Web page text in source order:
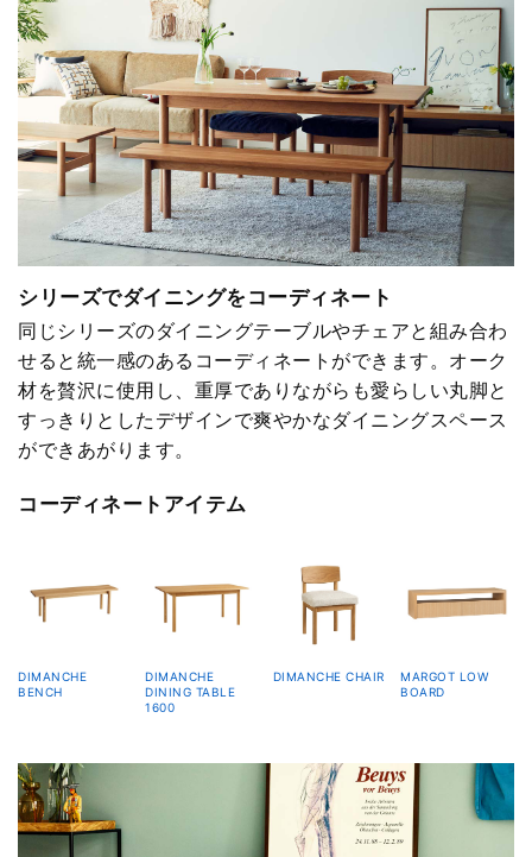
シリーズでダイニングをコーディネート
同じシリーズのダイニングテーブルやチェアと組み合わ
せると統一感のあるコーディネートができます。オーク
材を贅沢に使用し、重厚でありながらも愛らしい丸脚と
すっきりとしたデザインで爽やかなダイニングスペース
ができあがります。
コーディネートアイテム
DIMANCHE
BENCH
DIMANCHE
DINING TABLE
1600
DIMANCHE CHAIR
MARGOT LOW
BOARD